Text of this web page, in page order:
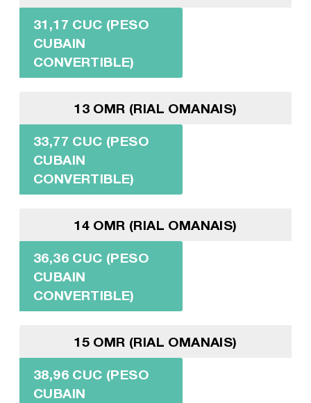
31,17 CUC (PESO
CUBAIN
CONVERTIBLE)
13 OMR (RIAL OMANAIS)
33,77 CUC (PESO
CUBAIN
CONVERTIBLE)
14 OMR (RIAL OMANAIS)
36,36 CUC (PESO
CUBAIN
CONVERTIBLE)
15 OMR (RIAL OMANAIS)
38,96 CUC (PESO
CUBAIN